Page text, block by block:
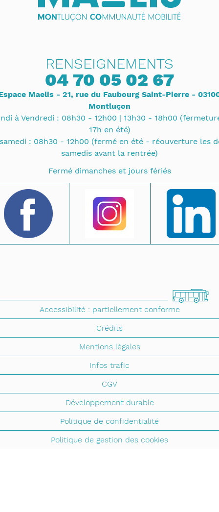
RENSEIGNEMENTS
04 70 05 02 67
Maelis - 21, rue du Faubourg Saint-Pierre -
Montluçon
à Vendredi : 08h30 - 12h00 | 13h30 - 18h00
17h en été)
: 08h30 - 12h00 (fermé en été - réouverture les
samedis avant la rentrée)
Fermé dimanches et jours fériés
Accessibilité : partiellement conforme
Crédits
Mentions légales
Infos trafic
CGV
Développement durable
Politique de confidentialité
Politique de gestion des cookies